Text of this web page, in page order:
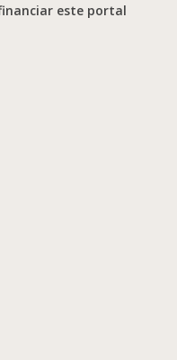
este portal